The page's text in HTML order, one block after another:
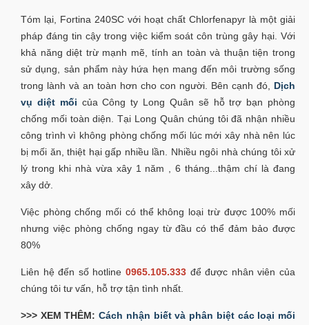
Tóm lại, Fortina 240SC với hoạt chất Chlorfenapyr là một giải
pháp đáng tin cậy trong việc kiểm soát côn trùng gây hại. Với
khả năng diệt trừ mạnh mẽ, tính an toàn và thuận tiện trong
sử dụng, sản phẩm này hứa hẹn mang đến môi trường sống
trong lành và an toàn hơn cho con người. Bên cạnh đó, Dịch
vụ diệt mối của Công ty Long Quân sẽ hỗ trợ bạn phòng
chống mối toàn diện. Tại Long Quân chúng tôi đã nhận nhiều
công trình vì không phòng chống mối lúc mới xây nhà nên lúc
bị mối ăn, thiệt hại gấp nhiều lần. Nhiều ngôi nhà chúng tôi xử
lý trong khi nhà vừa xây 1 năm , 6 tháng...thậm chí là đang
xây dở.
Việc phòng chống mối có thể không loại trừ được 100% mối
nhưng việc phòng chống ngay từ đầu có thể đảm bảo được
80%
Liên hệ đến số hotline 0965.105.333 để được nhân viên của
chúng tôi tư vấn, hỗ trợ tận tình nhất.
>>> XEM THÊM:Cách nhận biết và phân biệt các loại mối